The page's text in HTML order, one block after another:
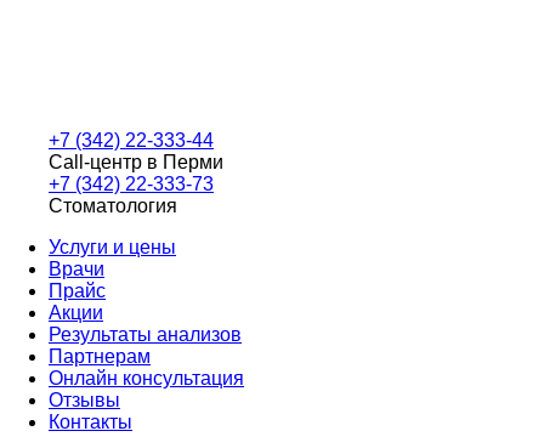
+7 (342) 22-333-44
Call-центр в Перми
+7 (342) 22-333-73
Стоматология
Услуги и цены
Врачи
Прайс
Акции
Результаты анализов
Партнерам
Онлайн консультация
Отзывы
Контакты